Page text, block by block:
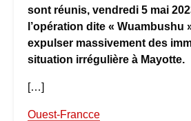
sont réunis, vendredi 5 mai
l’opération dite « Wuambushu
expulser massivement des
situation irrégulière à Mayotte.
[…]
Ouest-Francce